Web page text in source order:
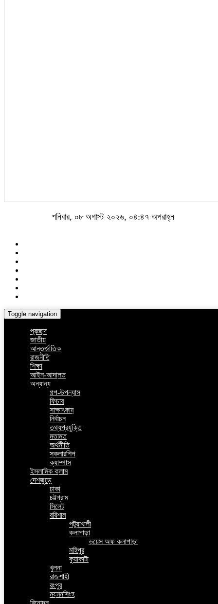
শনিবার, ০৮ অগাস্ট ২০২৬, ০৪:৪৭ অপরাহ্ন
Toggle navigation
প্রচ্ছদ
জাতীয়
আন্তর্জাতিক
রাজনীতি
শিক্ষা
আইন-আদালত
অন্যান্য
গল্প-উপন্যাস
ফিচার
সাক্ষাৎকার
নির্বাচন
তথ্যপ্রযুক্তি
মতামত
অর্থনীতি
স্কলারশিপ
ক্যাম্পাস
ইসলামিক কলাম
দেশজুড়ে
ঢাকা
চট্টগ্রাম
সিলেট
বরিশাল
পটুয়াখালী
কলাপাড়া
ভয়েস অফ কলাপাড়া
মহিপুর
কুয়াকাটা
খুলনা
রাজশাহী
রংপুর
ময়মনসিংহ